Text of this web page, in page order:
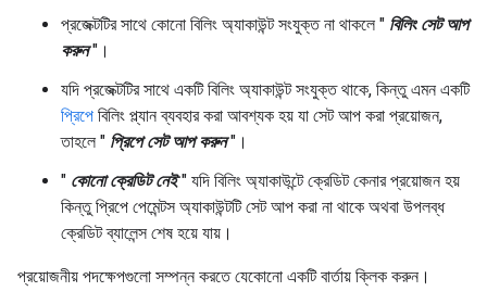
প্রজেক্টটির সাথে কোনো বিলিং অ্যাকাউন্ট সংযুক্ত না থাকলে " বিলিং সেট আপ
করুন"।
যদি প্রজেক্টটির সাথে একটি বিলিং অ্যাকাউন্ট সংযুক্ত থাকে, কিন্তু এমন একটি
প্রিপে বিলিং প্ল্যান ব্যবহার করা আবশ্যক হয় যা সেট আপ করা প্রয়োজন,
তাহলে " প্রিপে সেট আপ করুন"।
" কোনো ক্রেডিট নেই" যদি বিলিং অ্যাকাউন্টে ক্রেডিট কেনার প্রয়োজন হয়
কিন্তু প্রিপে পেমেন্টস অ্যাকাউন্টটি সেট আপ করা না থাকে অথবা উপলব্ধ
ক্রেডিট ব্যালেন্স শেষ হয়ে যায়।
প্রয়োজনীয় পদক্ষেপগুলো সম্পন্ন করতে যেকোনো একটি বার্তায় ক্লিক করুন।